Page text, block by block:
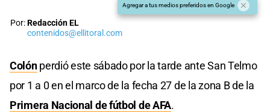
Agregar a tus medios preferidos en Google
Por:Redacción EL
contenidos@ellitoral.com
Colónperdió este sábado por la tarde ante San Telmo
por 1 a 0 en el marco de la fecha 27 de la zona B de la
Primera Nacional de fútbol de AFA.